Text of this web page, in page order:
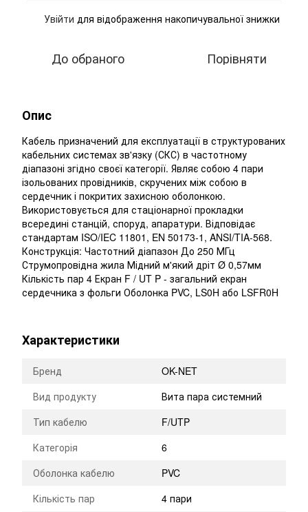
Увійти для відображення накопичувальної знижки
До обраного Порівняти
Опис
Кабель призначений для експлуатації в структурованих
кабельних системах зв'язку (СКС) в частотному
діапазоні згідно своєї категорії. Являє собою 4 пари
ізольованих провідників, скручених між собою в
сердечник і покритих захисною оболонкою.
Використовується для стаціонарної прокладки
всередині станцій, споруд, апаратури. Відповідає
стандартам ISO/IEC 11801, EN 50173-1, ANSI/TIA-568.
Конструкція: Частотний діапазон До 250 МГц
Струмопровідна жила Мідний м'який дріт Ø 0,57мм
Кількість пар 4 Екран F / UT P - загальний екран
сердечника з фольги Оболонка PVC, LS0H або LSFR0H
Характеристики
Бренд
OK-NET
Вид продукту
Вита пара системний
Тип кабелю
F/UTP
Категорія
6
Оболонка кабелю
PVC
Кількість пар
4 пари